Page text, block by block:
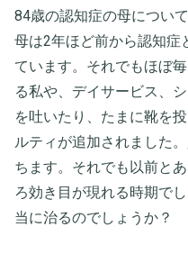
84歳の認知症の母につい
母は2年ほど前から認知症
ています。それでもほぼ
る私や、デイサービス、
を吐いたり、たまに靴を
ルティが追加されました
ちます。それでも以前と
ろ効き目が現れる時期で
当に治るのでしょうか？